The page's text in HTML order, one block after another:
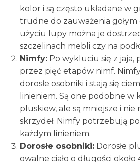
kolor i są często układane w
trudne do zauważenia gołym
użyciu lupy można je
szczelinach mebli czy na
Nimfy: Po wykluciu się z
przez pięć etapów nimf.
dorosłe osobniki i stają się
linieniem. Są one podobne w
pluskiew, ale są mniejsze i nie
skrzydeł. Nimfy potrzebują
każdym linieniem.
Dorosłe osobniki: Dorosłe
owalne ciało o długości